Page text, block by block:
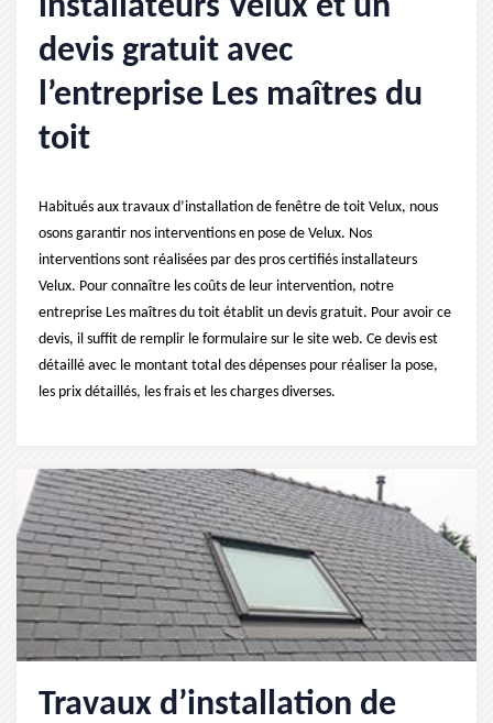
installateurs Velux et un
devis gratuit avec
l’entreprise Les maîtres du
toit
Habitués aux travaux d’installation de fenêtre de toit Velux, nous
osons garantir nos interventions en pose de Velux. Nos
interventions sont réalisées par des pros certifiés installateurs
Velux. Pour connaître les coûts de leur intervention, notre
entreprise Les maîtres du toit établit un devis gratuit. Pour avoir ce
devis, il suffit de remplir le formulaire sur le site web. Ce devis est
détaillé avec le montant total des dépenses pour réaliser la pose,
les prix détaillés, les frais et les charges diverses.
Travaux d’installation de